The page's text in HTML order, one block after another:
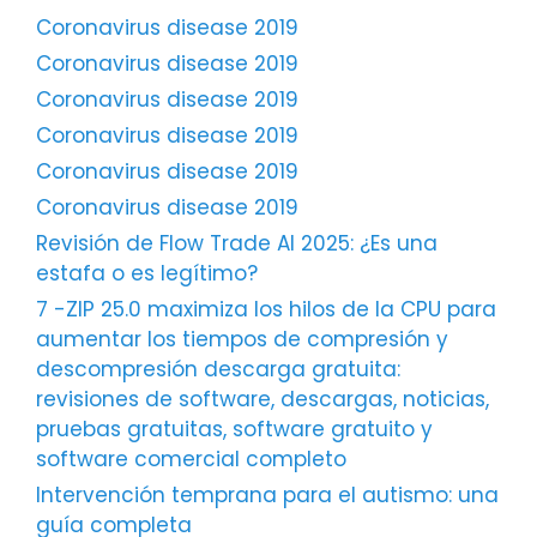
Coronavirus disease 2019
Coronavirus disease 2019
Coronavirus disease 2019
Coronavirus disease 2019
Coronavirus disease 2019
Coronavirus disease 2019
Revisión de Flow Trade AI 2025: ¿Es una
estafa o es legítimo?
7 -ZIP 25.0 maximiza los hilos de la CPU para
aumentar los tiempos de compresión y
descompresión descarga gratuita:
revisiones de software, descargas, noticias,
pruebas gratuitas, software gratuito y
software comercial completo
Intervención temprana para el autismo: una
guía completa